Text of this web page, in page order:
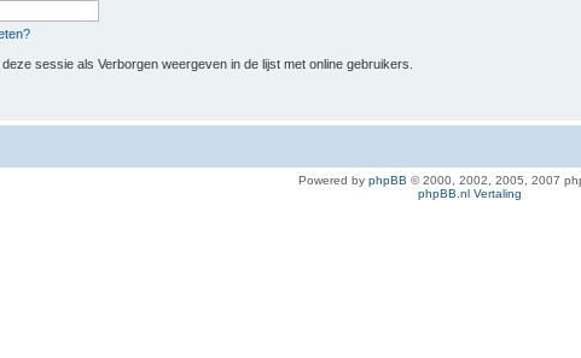
sessie als Verborgen weergeven in de lijst met online gebruikers.
Powered by phpBB © 2000, 2002, 2005, 2007
phpBB.nl Vertaling